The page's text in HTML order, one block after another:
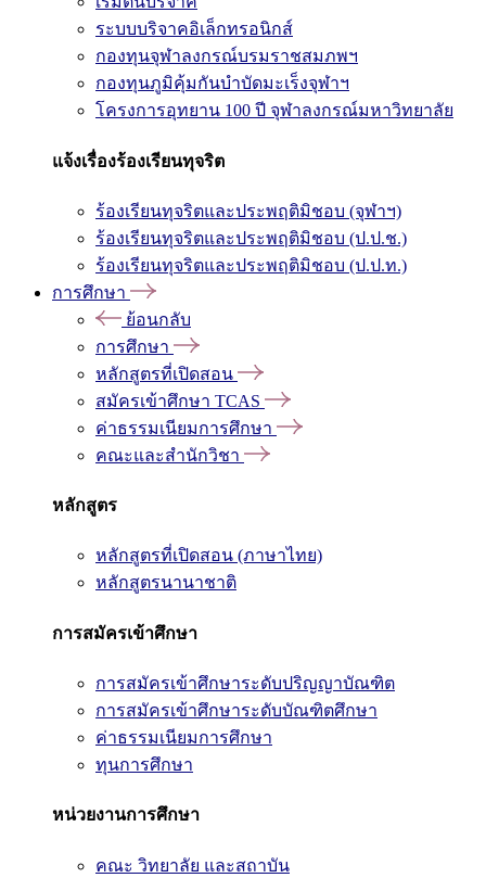
ระบบบริจาคอิเล็กทรอนิกส์
กองทุนจุฬาลงกรณ์บรมราชสมภพฯ
กองทุนภูมิคุ้มกันบำบัดมะเร็งจุฬาฯ
โครงการอุทยาน 100 ปี จุฬาลงกรณ์มหาวิทยาลัย
แจ้งเรื่องร้องเรียนทุจริต
ร้องเรียนทุจริตและประพฤติมิชอบ (จุฬาฯ)
ร้องเรียนทุจริตและประพฤติมิชอบ (ป.ป.ช.)
ร้องเรียนทุจริตและประพฤติมิชอบ (ป.ป.ท.)
การศึกษา
ย้อนกลับ
การศึกษา
หลักสูตรที่เปิดสอน
สมัครเข้าศึกษา TCAS
ค่าธรรมเนียมการศึกษา
คณะและสำนักวิชา
หลักสูตร
หลักสูตรที่เปิดสอน (ภาษาไทย)
หลักสูตรนานาชาติ
การสมัครเข้าศึกษา
การสมัครเข้าศึกษาระดับปริญญาบัณฑิต
การสมัครเข้าศึกษาระดับบัณฑิตศึกษา
ค่าธรรมเนียมการศึกษา
ทุนการศึกษา
หน่วยงานการศึกษา
คณะ วิทยาลัย และสถาบัน